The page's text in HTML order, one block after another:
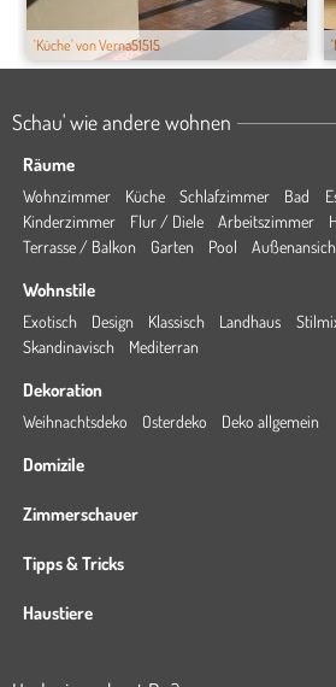
'Küche' von Verna51515
Schau' wie andere wohnen
Räume
Wohnzimmer Küche Schlafzimmer Bad
Kinderzimmer
Flur / Diele Arbeitszimmer
Terrasse / Balkon
Garten Pool
Wohnstile
Exotisch Design Klassisch Landhaus
Skandinavisch
Mediterran
Dekoration
Weihnachtsdeko Osterdeko Deko allgemein
Domizile
Zimmerschauer
Tipps & Tricks
Haustiere